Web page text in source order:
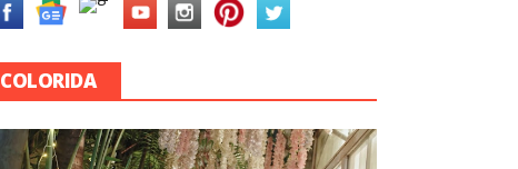
COLORIDA